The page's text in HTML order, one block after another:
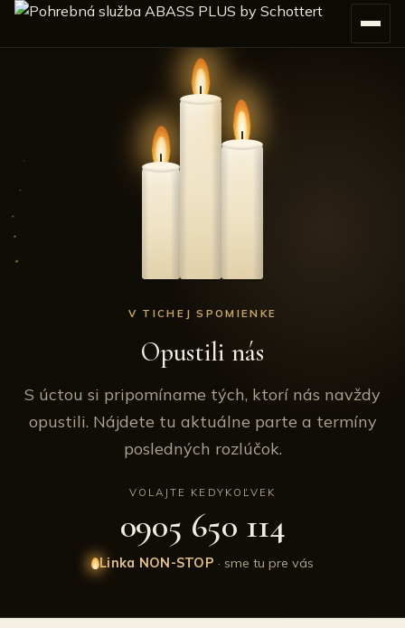
V TICHEJ SPOMIENKE
Opustili nás
S úctou si pripomíname tých, ktorí nás navždy
opustili. Nájdete tu aktuálne parte a termíny
posledných rozlúčok.
VOLAJTE KEDYKOĽVEK
0905 650 114
Linka NON-STOP · sme tu pre vás